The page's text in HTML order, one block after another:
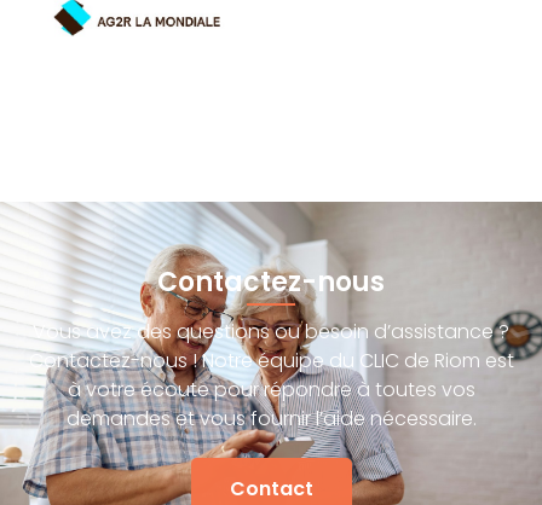
Contactez-nous
Vous avez des questions ou besoin d’assistance ?
Contactez-nous ! Notre équipe du CLIC de Riom est
à votre écoute pour répondre à toutes vos
demandes et vous fournir l’aide nécessaire.
Contact